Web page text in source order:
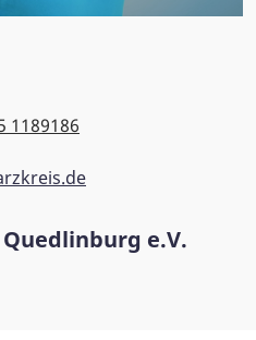
1189186
Quedlinburg e.V.